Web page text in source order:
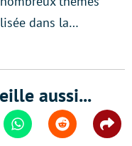
dans la…
aussi...
WhatsappReddit